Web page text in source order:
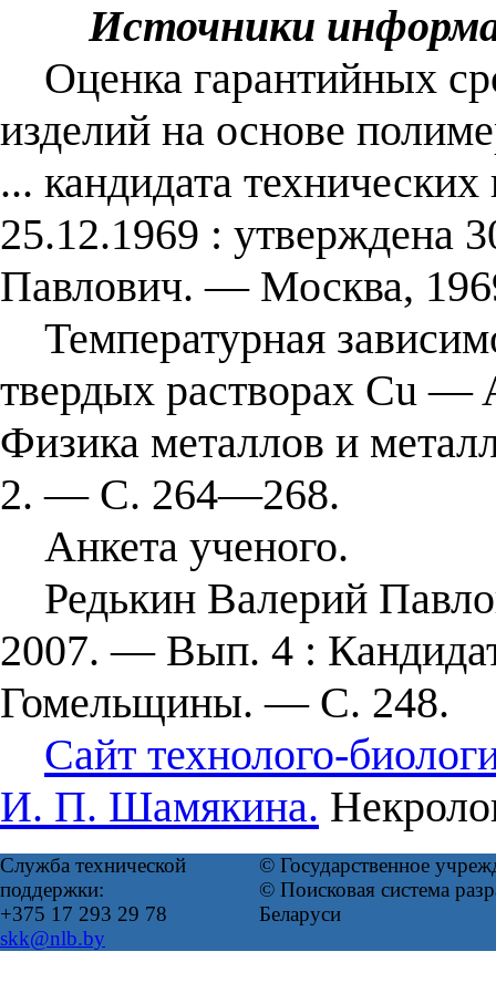
Источники
Оценка гарантийных
изделий на основе
... кандидата
25.12.1969 : утверждена
Павлович. — Москва,
Температурная
твердых растворах Сu
Физика металлов и
2. — С. 264—268.
Анкета ученого.
Редькин Валерий
2007. — Вып. 4 :
Гомельщины. — С. 248.
Сайт технолого-
И. П. Шамякина.
Служба технической
поддержки:
+375 17 293 29 78
skk@nlb.by
© Государственное
© Поисковая система
Беларуси